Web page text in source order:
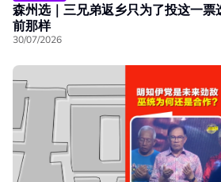
森州选｜三兄弟返乡只为了投这一票
前那样
30/07/2026